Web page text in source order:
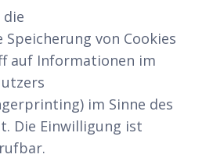
die
Speicherung von Cookies
auf Informationen im
im Sinne des
Die Einwilligung ist